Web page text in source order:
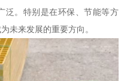
泛。特别是在环保、节能等方
未来发展的重要方向。